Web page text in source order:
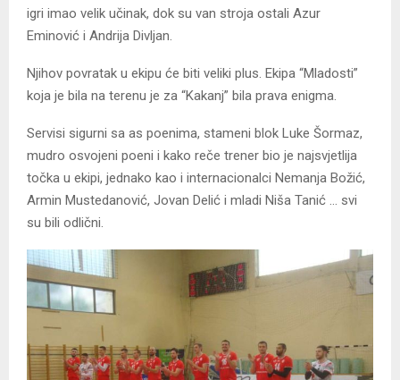
igri imao velik učinak, dok su van stroja ostali Azur
Eminović i Andrija Divljan.
Njihov povratak u ekipu će biti veliki plus. Ekipa “Mladosti”
koja je bila na terenu je za “Kakanj” bila prava enigma.
Servisi sigurni sa as poenima, stameni blok Luke Šormaz,
mudro osvojeni poeni i kako reče trener bio je najsvjetlija
točka u ekipi, jednako kao i internacionalci Nemanja Božić,
Armin Mustedanović, Jovan Delić i mladi Niša Tanić … svi
su bili odlični.